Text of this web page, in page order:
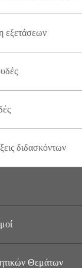
διδασκόντων
Θεμάτων